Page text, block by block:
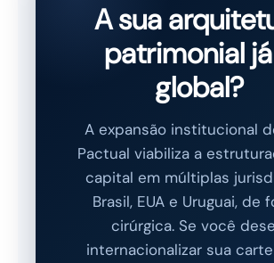
A sua
patrimonial
global?
A expansão institucional
Pactual viabiliza a
capital em múltiplas
Brasil, EUA e Uruguai, de
cirúrgica. Se você
internacionalizar sua